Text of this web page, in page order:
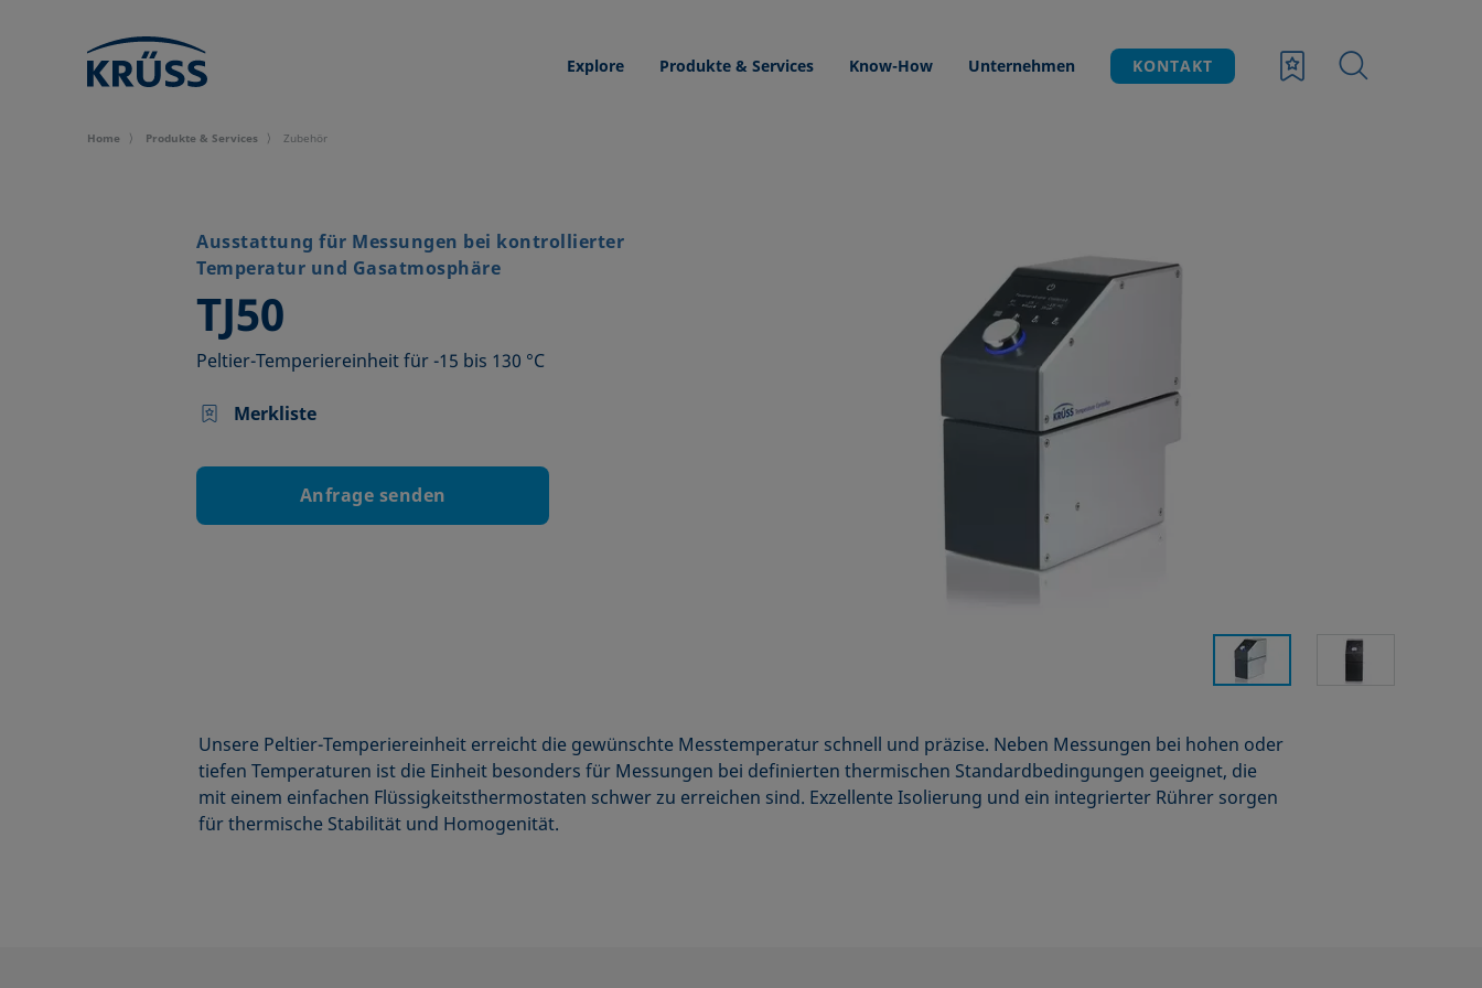
Explore Produkte & Services Know-How Unternehmen KONTAKT
Home Produkte & Services Zubehör
Ausstattung für Messungen bei kontrollierter
Temperatur und Gasatmosphäre
TJ50
–
Peltier-Temperiereinheit für -15 bis 130 °C
Merkliste
Anfrage senden
Unsere Peltier-Temperiereinheit erreicht die gewünschte Messtemperatur schnell und präzise. Neben Messungen bei hohen oder
tiefen Temperaturen ist die Einheit besonders für Messungen bei definierten thermischen Standardbedingungen geeignet, die
mit einem einfachen Flüssigkeitsthermostaten schwer zu erreichen sind. Exzellente Isolierung und ein integrierter Rührer sorgen
für thermische Stabilität und Homogenität.